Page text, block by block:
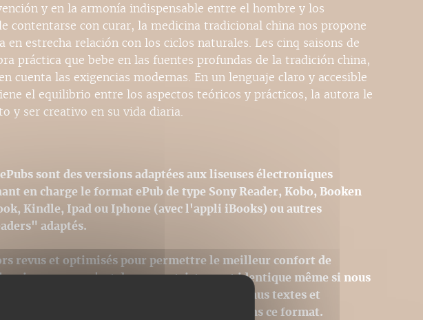
y en la armonía indispensable entre el hombre y los
contentarse con curar, la medicina tradicional china nos propone
en estrecha relación con los ciclos naturales. Les cinq saisons de
práctica que bebe en las fuentes profundas de la tradición china,
cuenta las exigencias modernas. En un lenguaje claro y accesible
el equilibrio entre los aspectos teóricos y prácticos, la autora le
y ser creativo en su vida diaria.
sont des versions adaptées aux liseuses électroniques
en charge le format ePub de type Sony Reader, Kobo, Booken
Kindle, Ipad ou Iphone (avec l'appli iBooks) ou autres
adaptés.
revus et optimisés pour permettre le meilleur confort de
mise en page n'est donc pas strictement identique même si nous
la charte graphique initiale. Les contenus textes et
par contre, intégralement reproduits dans ce format.